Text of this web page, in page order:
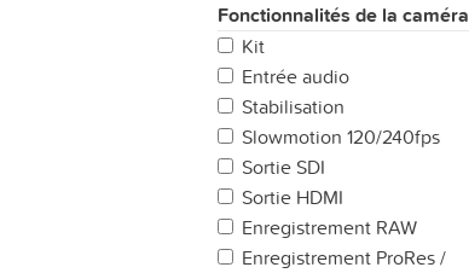
Fonctionnalités de la caméra
Kit
Entrée audio
Stabilisation
Slowmotion 120/240fps
Sortie SDI
Sortie HDMI
Enregistrement RAW
Enregistrement ProRes /